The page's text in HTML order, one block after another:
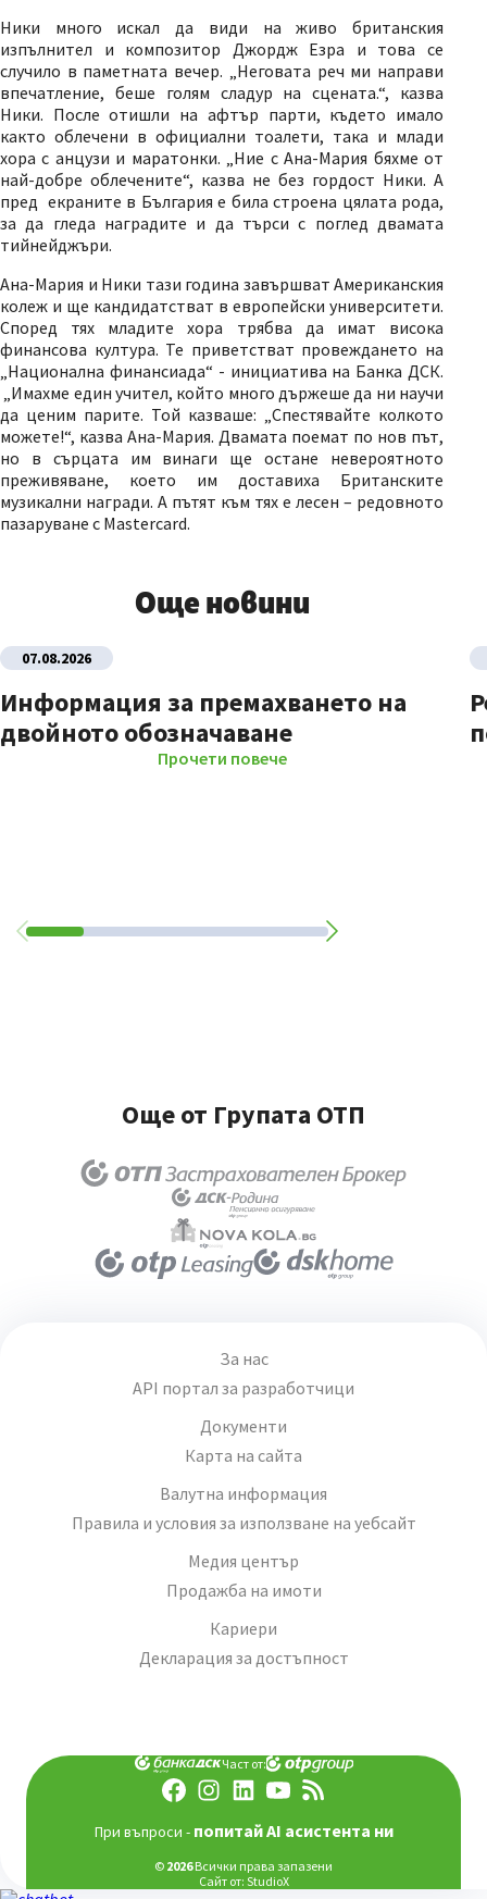
Ники много искал да види на живо британския
изпълнител и композитор Джордж Езра и това се
случило в паметната вечер. „Неговата реч ми направи
впечатление, беше голям сладур на сцената.“, казва
Ники. После отишли на афтър парти, където имало
както облечени в официални тоалети, така и млади
хора с анцузи и маратонки. „Ние с Ана-Мария бяхме от
най-добре облечените“, казва не без гордост Ники. А
пред екраните в България е била строена цялата рода,
за да гледа наградите и да търси с поглед двамата
тийнейджъри.
Ана-Мария и Ники тази година завършват Американския
колеж и ще кандидатстват в европейски университети.
Според тях младите хора трябва да имат висока
финансова култура. Те приветстват провеждането на
„Национална финансиада“ - инициатива на Банка ДСК.
„Имахме един учител, който много държеше да ни научи
да ценим парите. Той казваше: „Спестявайте колкото
можете!“, казва Ана-Мария. Двамата поемат по нов път,
но в сърцата им винаги ще остане невероятното
преживяване, което им доставиха Британските
музикални награди. А пътят към тях е лесен – редовното
пазаруване с Mastercard.
Още новини
07.08.2026
Информация за премахването на
двойното обозначаване
Прочети повече
Още от Групата ОТП
За нас
API портал за разработчици
Документи
Карта на сайта
Валутна информация
Правила и условия за използване на уебсайт
Медия център
Продажба на имоти
Кариери
Декларация за достъпност
Част от:
При въпроси - попитай AI асистента ни
© 2026Всички права запазени
Сайт от: StudioX